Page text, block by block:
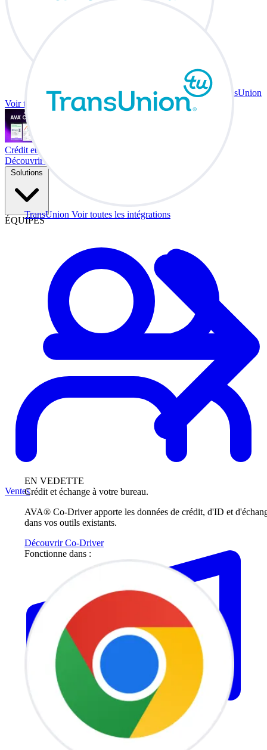
TransUnion Voir toutes les intégrations
EN VEDETTE
Crédit et échange à votre bureau.
AVA® Co-Driver apporte les données de crédit, d'ID et
dans vos outils existants.
Découvrir Co-Driver
Fonctionne dans :
TransUnion
Voir toutes les intégrations
Crédit et échange à votre bureau.
Découvrir Co-Driver
Solutions
ÉQUIPES
Ventes